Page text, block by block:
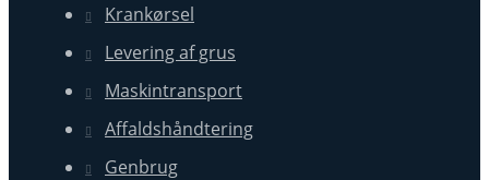
Krankørsel
Levering af grus
Maskintransport
Affaldshåndtering
Genbrug